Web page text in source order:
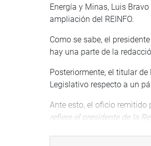
Energía y Minas, Luis
ampliación del REINFO.
Como se sabe, el
hay una parte de la
Posteriormente, el titular
Legislativo respecto a un
Ante esto, el oficio
refiere el presidente de la